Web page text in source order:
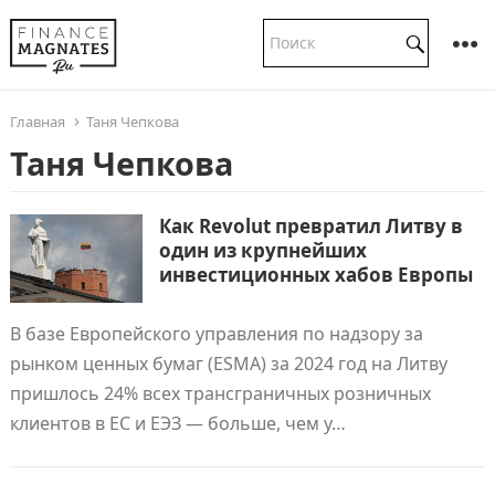
Главная Таня Чепкова
Таня Чепкова
Как Revolut превратил Литву в
один из крупнейших
инвестиционных хабов Европы
В базе Европейского управления по надзору за
рынком ценных бумаг (ESMA) за 2024 год на Литву
пришлось 24% всех трансграничных розничных
клиентов в ЕС и ЕЭЗ — больше, чем у…